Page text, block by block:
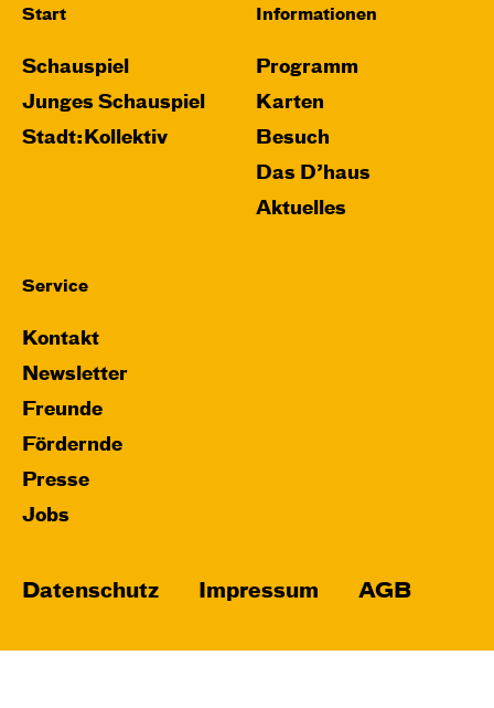
Start
Schauspiel
Junges Schauspiel
Stadt:Kollektiv
Informationen
Programm
Karten
Besuch
Das D’haus
Aktuelles
Service
Kontakt
Newsletter
Freunde
Fördernde
Presse
Jobs
Datenschutz Impressum AGB